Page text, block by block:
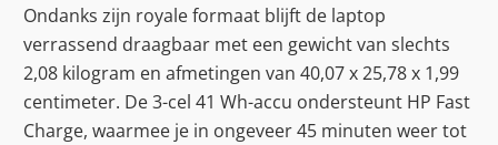
Ondanks zijn royale formaat blijft de laptop
verrassend draagbaar met een gewicht van slechts
2,08 kilogram en afmetingen van 40,07 x 25,78 x 1,99
centimeter. De 3-cel 41 Wh-accu ondersteunt HP Fast
Charge, waarmee je in ongeveer 45 minuten weer tot